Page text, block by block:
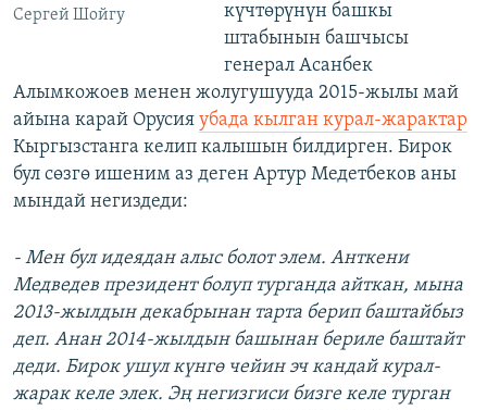
Сергей Шойгу
күчтөрүнүн башкы
штабынын башчысы
генерал Асанбек
Алымкожоев менен жолугушууда 2015-жылы май
айына карай Орусия убада кылган курал-жарактар
Кыргызстанга келип калышын билдирген. Бирок
бул сөзгө ишеним аз деген Артур Медетбеков аны
мындай негиздеди:
- Мен бул идеядан алыс болот элем. Анткени
Медведев президент болуп турганда айткан, мына
2013-жылдын декабрынан тарта берип баштайбыз
деп. Анан 2014-жылдын башынан бериле баштайт
деди. Бирок ушул күнгө чейин эч кандай курал-
жарак келе элек. Эң негизгиси бизге келе турган